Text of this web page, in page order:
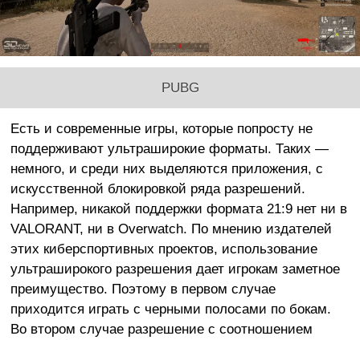
PUBG
Есть и современные игры, которые попросту не
поддерживают ультраширокие форматы. Таких —
немного, и среди них выделяются приложения, с
искусственной блокировкой ряда разрешений.
Например, никакой поддержки формата 21:9 нет ни в
VALORANT, ни в Overwatch. По мнению издателей
этих киберспортивных проектов, использование
ультраширокого разрешения дает игрокам заметное
преимущество. Поэтому в первом случае
приходится играть с черными полосами по бокам.
Во втором случае разрешение с соотношением